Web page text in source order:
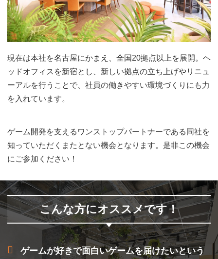
現在は本社を名古屋にかまえ、全国20拠点以上を展開。ヘ
ッドオフィスを新宿とし、新しい拠点の立ち上げやリニュ
ーアルを行うことで、社員の働きやすい環境づくりにも力
を入れています。
ゲーム開発を支えるワンストップパートナーである同社を
知っていただくまたとない機会となります。是非この機会
にご参加ください！
こんな方にオススメです！
ゲームが好きで面白いゲームを届けたいという